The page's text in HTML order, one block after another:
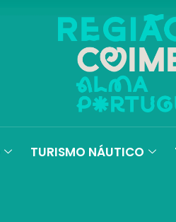
TURISMO NÁUTICO